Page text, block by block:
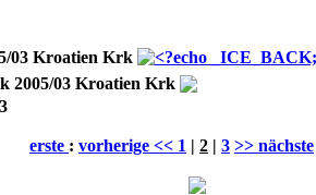
03 Kroatien Krk
2005/03 Kroatien Krk
erste : vorherige << 1 | 2 | 3 >> nächste